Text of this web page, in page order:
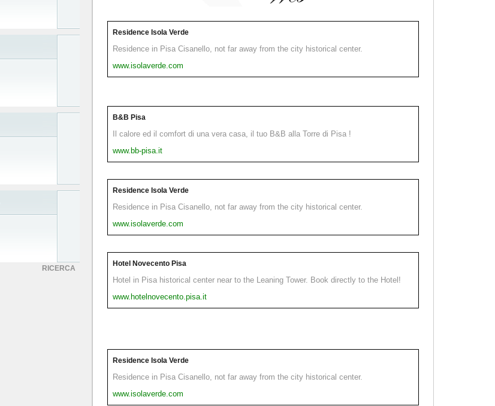
RICERCA
Residence Isola Verde
Residence in Pisa Cisanello, not far away from the city historical center.
www.isolaverde.com
B&B Pisa
Il calore ed il comfort di una vera casa, il tuo B&B alla Torre di Pisa !
www.bb-pisa.it
Residence Isola Verde
Residence in Pisa Cisanello, not far away from the city historical center.
www.isolaverde.com
Hotel Novecento Pisa
Hotel in Pisa historical center near to the Leaning Tower. Book directly to the Hotel!
www.hotelnovecento.pisa.it
Residence Isola Verde
Residence in Pisa Cisanello, not far away from the city historical center.
www.isolaverde.com